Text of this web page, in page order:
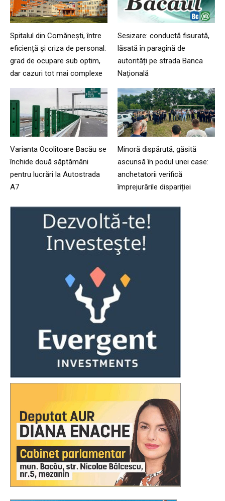
Spitalul din Comănești, între
eficiență și criza de personal:
grad de ocupare sub optim,
dar cazuri tot mai complexe
Sesizare: conductă fisurată,
lăsată în paragină de
autorități pe strada Banca
Națională
Varianta Ocolitoare Bacău se
închide două săptămâni
pentru lucrări la Autostrada
A7
Minoră dispărută, găsită
ascunsă în podul unei case:
anchetatorii verifică
împrejurările dispariției